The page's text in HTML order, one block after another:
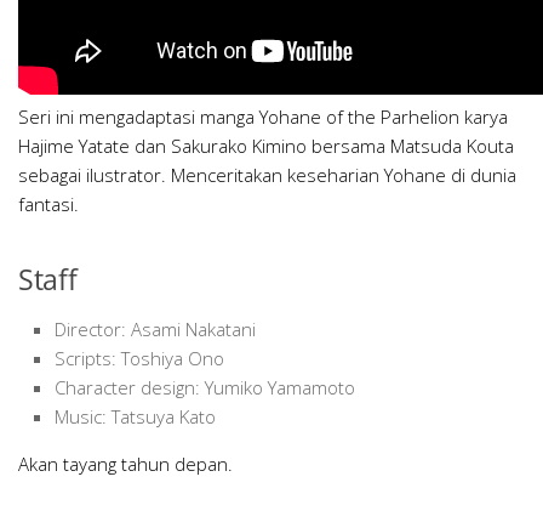
Seri ini mengadaptasi manga Yohane of the Parhelion karya
Hajime Yatate dan Sakurako Kimino bersama Matsuda Kouta
sebagai ilustrator. Menceritakan keseharian Yohane di dunia
fantasi.
Staff
Director: Asami Nakatani
Scripts: Toshiya Ono
Character design: Yumiko Yamamoto
Music: Tatsuya Kato
Akan tayang tahun depan.